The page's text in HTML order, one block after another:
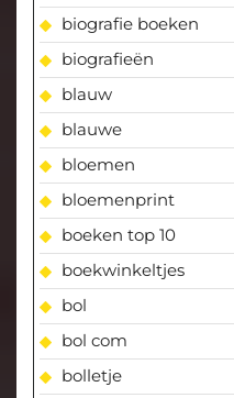
biografie boeken
biografieën
blauw
blauwe
bloemen
bloemenprint
boeken top 10
boekwinkeltjes
bol
bol com
bolletje